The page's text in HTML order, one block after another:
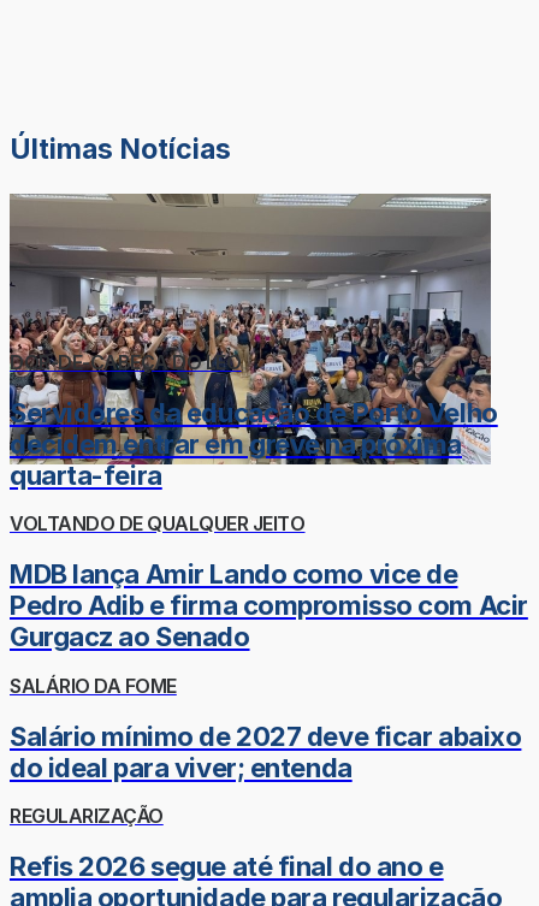
Últimas Notícias
DOR-DE-CABEÇA DO LÉO
Servidores da educação de Porto Velho
decidem entrar em greve na próxima
quarta-feira
VOLTANDO DE QUALQUER JEITO
MDB lança Amir Lando como vice de
Pedro Adib e firma compromisso com Acir
Gurgacz ao Senado
SALÁRIO DA FOME
Salário mínimo de 2027 deve ficar abaixo
do ideal para viver; entenda
REGULARIZAÇÃO
Refis 2026 segue até final do ano e
amplia oportunidade para regularização